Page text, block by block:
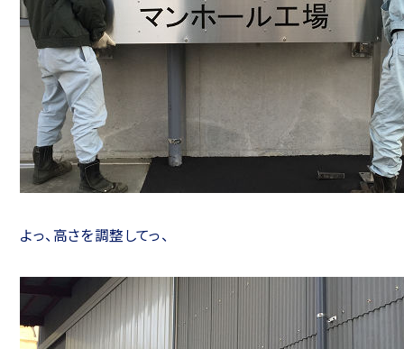
よっ、高さを調整してっ、